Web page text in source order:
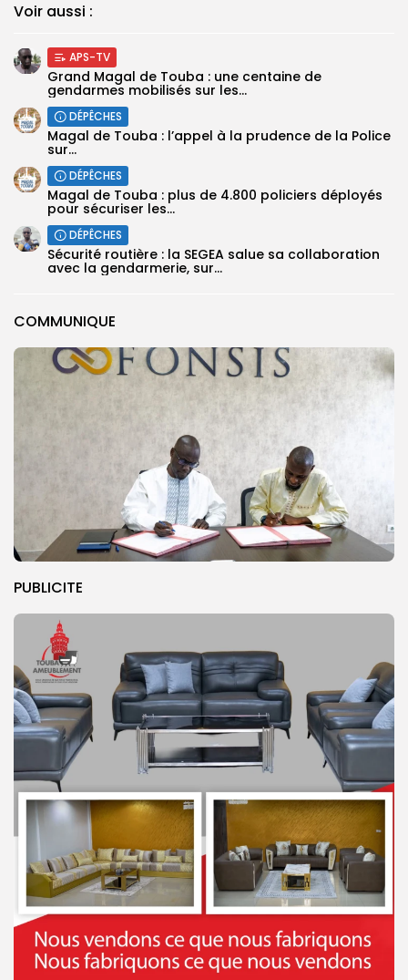
COMMUNIQUE
PUBLICITE
Voir aussi :
APS-TV
Grand Magal de Touba : une centaine de
gendarmes mobilisés sur les...
DÉPÊCHES
Magal de Touba : l’appel à la prudence de la Police
sur...
DÉPÊCHES
Magal de Touba : plus de 4.800 policiers déployés
pour sécuriser les...
DÉPÊCHES
Sécurité routière : la SEGEA salue sa collaboration
avec la gendarmerie, sur...